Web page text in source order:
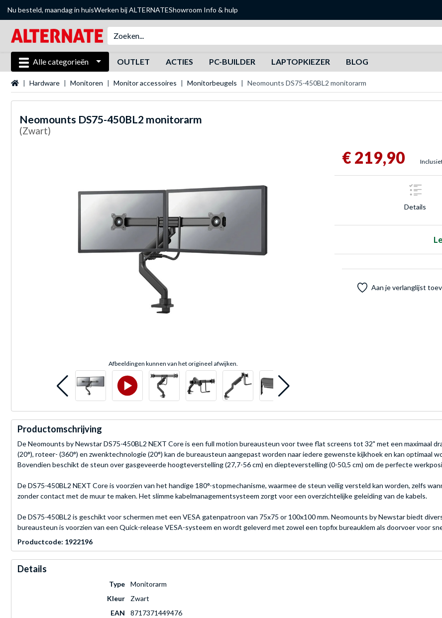
Nu besteld, maandag in huisWerken bij ALTERNATEShowroom Info & hulp
Alle categorieën OUTLET ACTIES PC-BUILDER LAPTOPKIEZER BLOG
Startpagina
Hardware Monitoren Monitor accessoires Monitorbeugels Neomounts DS75-450BL2 monitorarm
Neomounts DS75-450BL2 monitorarm
(Zwart)
Afbeeldingen kunnen van het origineel afwijken.
€ 219,90
Details
Aan je verlanglijst
Productomschrijving
De Neomounts by Newstar DS75-450BL2 NEXT Core is een full motion bureausteun voor twee flat screens tot 32" met een maximaal
(20°), roteer- (360°) en zwenktechnologie (20°) kan de bureausteun aangepast worden naar iedere gewenste kijkhoek en kan optimaal
Bovendien beschikt de steun over gasgeveerde hoogteverstelling (27,7-56 cm) en diepteverstelling (0-50,5 cm) om de perfecte
De DS75-450BL2 NEXT Core is voorzien van het handige 180°-stopmechanisme, waarmee de steun veilig versteld kan worden, zelfs
zonder contact met de muur te maken. Het slimme kabelmanagementsysteem zorgt voor een overzichtelijke geleiding van de kabels.
De DS75-450BL2 is geschikt voor schermen met een VESA gatenpatroon van 75x75 or 100x100 mm. Neomounts by Newstar biedt
bureausteun is voorzien van een Quick-release VESA-systeem en wordt geleverd met zowel een topfix bureauklem als doorvoer voor
Productcode: 1922196
Details
Type
Monitorarm
Kleur
Zwart
EAN
8717371449476